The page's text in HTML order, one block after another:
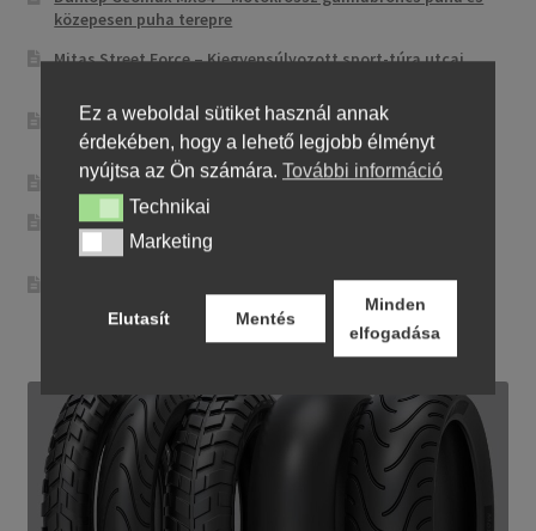
közepesen puha terepre
Mitas Street Force – Kiegyensúlyozott sport-túra utcai
CST CM-NK01 – Sportos utcai abroncs precíz
irányíthatósággal
Maxxis MA-ST3 – Sport-touring abroncs
Pirelli City Demon – Megbízható és egyszerű városi
motorgumi
Metzeler Perfect ME 77 – Klasszikus touring-abroncs
kényelmes városi és országúti motorozáshoz
Ez a weboldal sütiket használ annak
érdekében, hogy a lehető legjobb élményt
nyújtsa az Ön számára. További információ
TechnikaiTechnikai
MarketingMarketing
Elutasít Mentés
Minden
elfogadása